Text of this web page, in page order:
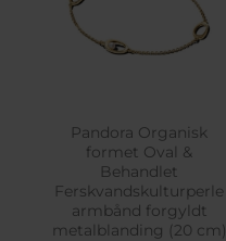
Pandora Organisk
formet Oval &
Behandlet
Ferskvandskulturperle
armbånd forgyldt
metalblanding (20 cm)